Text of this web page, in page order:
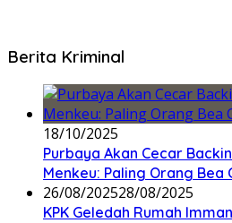
Berita Kriminal
18/10/2025
Purbaya Akan Cecar
Menkeu: Paling Orang Bea
26/08/202528/08/2025
KPK Geledah Rumah